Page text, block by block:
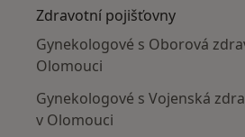
Zdravotní pojišťovny
Gynekologové s Oborová
Olomouci
Gynekologové s Vojenská
v Olomouci